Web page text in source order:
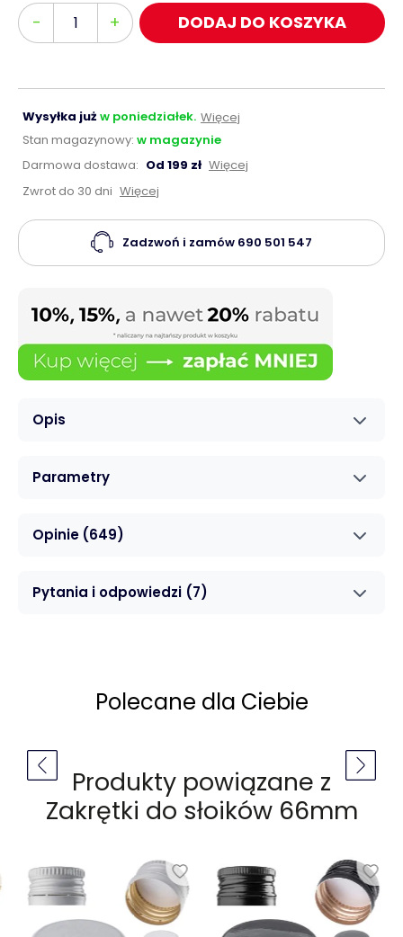
Opis
Parametry
Opinie (649)
Pytania i odpowiedzi (7)
-
Ilość + DODAJ DO KOSZYKA
Wysyłka już w poniedziałek. Więcej
Stan magazynowy: w magazynie
Darmowa dostawa: Od 199 zł Więcej
Zwrot do 30 dni Więcej
Zadzwoń i zamów 690 501 547
Polecane dla Ciebie
Produkty powiązane z
Zakrętki do słoików 66mm